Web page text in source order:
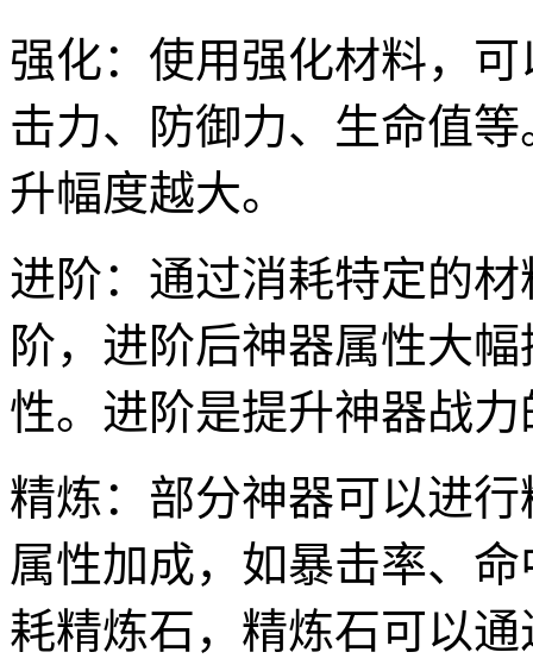
强化：使用强化材料，
击力、防御力、生命值
升幅度越大。
进阶：通过消耗特定的
阶，进阶后神器属性大
性。进阶是提升神器战
精炼：部分神器可以进
属性加成，如暴击率、
耗精炼石，精炼石可以